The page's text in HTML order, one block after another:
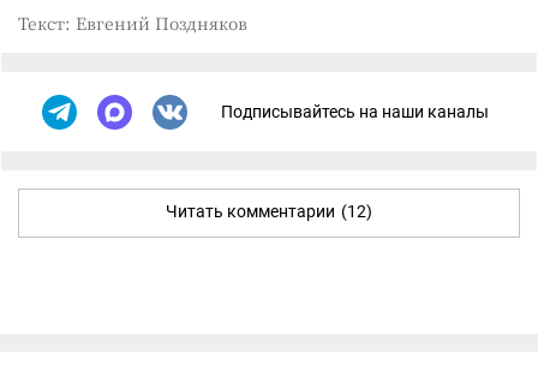
Текст: Евгений Поздняков
Подписывайтесь на наши каналы
Читать комментарии (12)